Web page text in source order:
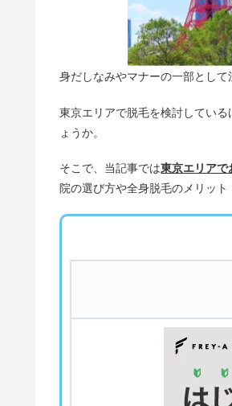
身だしなみやマナーの一部として
東京エリアで脱毛を検討してい
ょうか。
そこで、当記事では東京エリアで
院の選び方や全身脱毛のメリッ